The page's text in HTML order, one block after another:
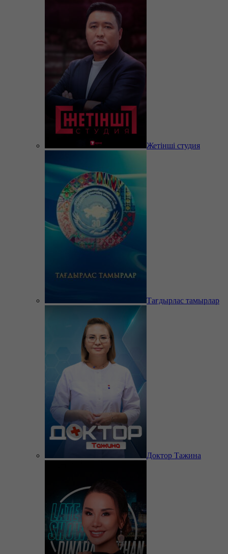
Жетінші студия
Тағдырлас тамырлар
Доктор Тажина